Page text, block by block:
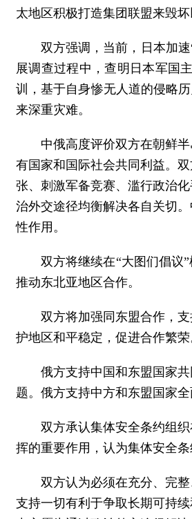
太地区积极打造集团联盟来毁
双方强调，当前，日本加
展调查过程中，查明日本军国
训，基于自身惨无人道的侵略
来深重灾难。
中俄高度评价双方在朝鲜
有国家和国际社会共同利益。
张、刺激军备竞赛、滥行政治
治外交途径均衡解决各自关切
性作用。
双方将继续在“大图们倡议
推动东北亚地区合作。
双方将加强同东盟合作，
护地区和平稳定，促进合作繁荣
俄方支持中国和东盟国家
题。俄方支持中方和东盟国家
双方承认集体安全条约组
挥的重要作用，认为集体安全
双方认为必须在充分、完
支持一切有利于争取长期可持